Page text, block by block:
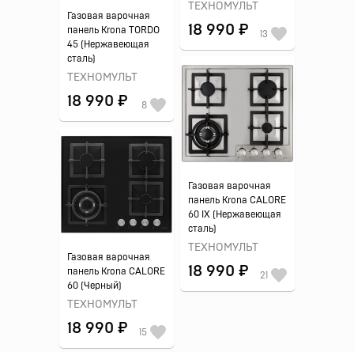
ТЕХНОМУЛЬТ
18 990 ₽ 13
Газовая варочная
панель Krona TORDO
45 (Нержавеющая
сталь)
ТЕХНОМУЛЬТ
18 990 ₽ 8
Газовая варочная
панель Krona CALORE
60 IX (Нержавеющая
сталь)
ТЕХНОМУЛЬТ
18 990 ₽ 21
Газовая варочная
панель Krona CALORE
60 (Черный)
ТЕХНОМУЛЬТ
18 990 ₽ 15